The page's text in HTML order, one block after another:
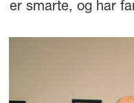
er smarte, og har